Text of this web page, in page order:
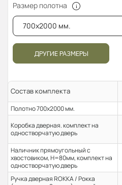
Размер полотна
700x2000 мм.
ДРУГИЕ РАЗМЕРЫ
Состав комплекта
Полотно 700x2000 мм.
Коробка дверная. комплект на
одностворчатую дверь
Наличник прямоугольный с
хвостовиком, H=80мм, комплект на
одностворчатую дверь
Ручка дверная ROKKA / Рокка